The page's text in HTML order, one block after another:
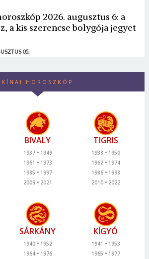
2026. augusztus 6: a
a kis szerencse bolygója jegyet
05.
KÍNAI HOROSZKÓP
BIVALY
1937
1949
1961
1973
1985
1997
2009
2021
TIGRIS
1938
1950
1962
1974
1986
1998
2010
2022
SÁRKÁNY
1940
1952
1964
1976
KÍGYÓ
1941
1953
1965
1977